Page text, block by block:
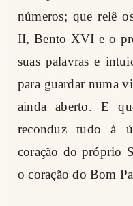
números; que relê
II, Bento XVI e o
suas palavras e
para guardar numa
ainda aberto. E
reconduz tudo à
coração do próprio
o coração do Bom